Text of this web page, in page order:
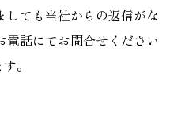
しても当社からの返信がな
電話にてお問合せください
。